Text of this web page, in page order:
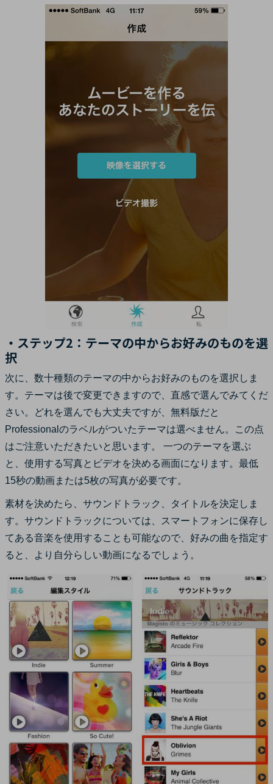
・ステップ2：テーマの中からお好みのものを選
択
次に、数十種類のテーマの中からお好みのものを選択しま
す。テーマは後で変更できますので、直感で選んでみてくだ
さい。どれを選んでも大丈夫ですが、無料版だと
Professionalのラベルがついたテーマは選べません。この点
はご注意いただきたいと思います。 一つのテーマを選ぶ
と、使用する写真とビデオを決める画面になります。最低
15秒の動画または5枚の写真が必要です。
素材を決めたら、サウンドトラック、タイトルを決定しま
す。サウンドトラックについては、スマートフォンに保存し
てある音楽を使用することも可能なので、好みの曲を指定す
ると、より自分らしい動画になるでしょう。